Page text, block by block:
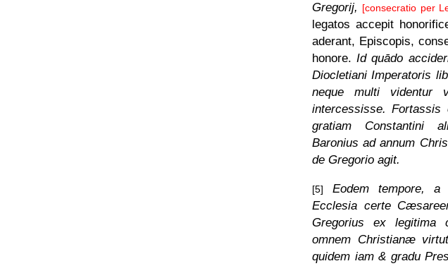
Gregorij, [consecratio per
legatos accepit
aderant, Episcopis,
honore.Id quādo
Diocletiani Imperatoris
neque multi videntur
intercessisse.
gratiam Constantini
Baronius ad annum
de Gregorio agit.
[5] Eodem tempore, a
Ecclesia certe
Gregorius ex legitima
omnem Christianæ
quidem iam & gradu